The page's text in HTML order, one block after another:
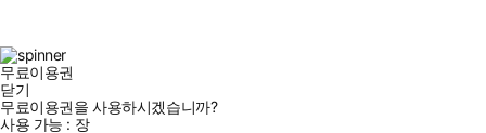
무료이용권
닫기
무료이용권을 사용하시겠습니까?
사용 가능 : 장